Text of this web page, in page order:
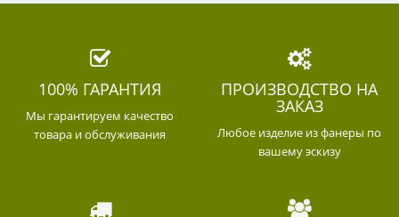
100% ГАРАНТИЯ
Мы гарантируем качество
товара и обслуживания
ПРОИЗВОДСТВО НА
ЗАКАЗ
Любое изделие из фанеры по
вашему эскизу